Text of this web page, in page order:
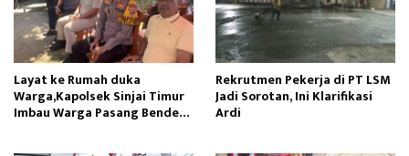
Layat ke Rumah duka
Warga,Kapolsek Sinjai Timur
Imbau Warga Pasang Bendera
Rekrutmen Pekerja di PT LSM
Jadi Sorotan, Ini Klarifikasi
Ardi